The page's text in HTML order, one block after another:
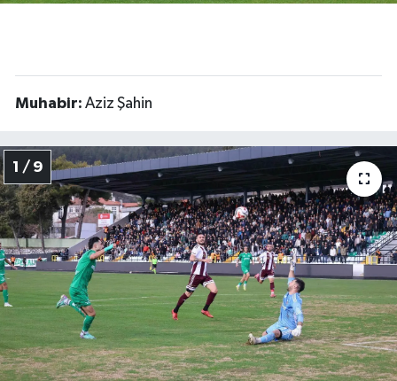
Muhabir: Aziz Şahin
1 / 9